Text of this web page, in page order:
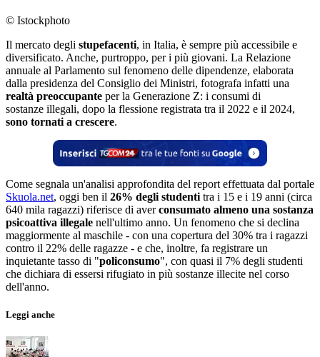
© Istockphoto
Il mercato degli stupefacenti, in Italia, è sempre più accessibile e
diversificato. Anche, purtroppo, per i più giovani. La Relazione
annuale al Parlamento sul fenomeno delle dipendenze, elaborata
dalla presidenza del Consiglio dei Ministri, fotografa infatti una
realtà preoccupante per la Generazione Z: i consumi di
sostanze illegali, dopo la flessione registrata tra il 2022 e il 2024,
sono tornati a crescere.
Come segnala un'analisi approfondita del report effettuata dal portale
Skuola.net, oggi ben il 26% degli studenti tra i 15 e i 19 anni (circa
640 mila ragazzi) riferisce di averconsumato almeno una sostanza
psicoattiva illegale nell'ultimo anno. Un fenomeno che si declina
maggiormente al maschile - con una copertura del 30% tra i ragazzi
contro il 22% delle ragazze - e che, inoltre, fa registrare un
inquietante tasso di "policonsumo", con quasi il 7% degli studenti
che dichiara di essersi rifugiato in più sostanze illecite nel corso
dell'anno.
Leggi anche